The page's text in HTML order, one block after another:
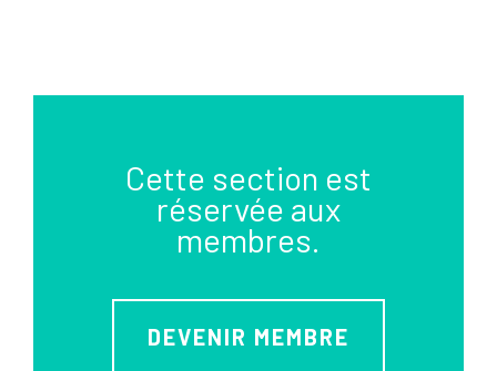
Cette section est
réservée aux
membres.
DEVENIR MEMBRE